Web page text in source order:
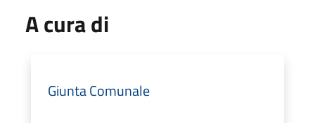
A cura di
Giunta Comunale